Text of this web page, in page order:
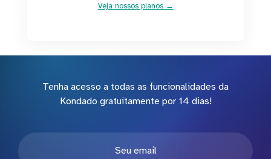
Veja nossos planos →
Tenha acesso a todas as funcionalidades da
Kondado gratuitamente por 14 dias!